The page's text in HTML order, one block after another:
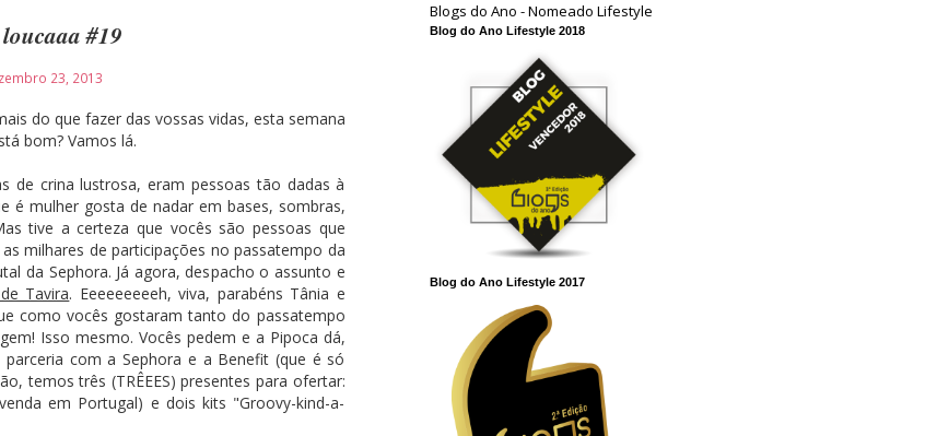
#19
23, 2013
do que fazer das vossas vidas, esta semana
bom? Vamos lá.
de crina lustrosa, eram pessoas tão dadas à
é mulher gosta de nadar em bases, sombras,
tive a certeza que vocês são pessoas que
milhares de participações no passatempo da
da Sephora. Já agora, despacho o assunto e
Tavira. Eeeeeeeeeh, viva, parabéns Tânia e
como vocês gostaram tanto do passatempo
Isso mesmo. Vocês pedem e a Pipoca dá,
com a Sephora e a Benefit (que é só
temos três (TRÊEES) presentes para ofertar:
em Portugal) e dois kits "Groovy-kind-a-
Blogs do Ano - Nomeado Lifestyle
Blog do Ano Lifestyle 2018
Blog do Ano Lifestyle 2017